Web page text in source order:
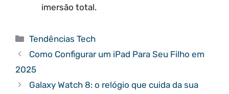
imersão total.
Categorias
Tendências Tech
Como Configurar um iPad Para Seu Filho em
2025
Galaxy Watch 8: o relógio que cuida da sua